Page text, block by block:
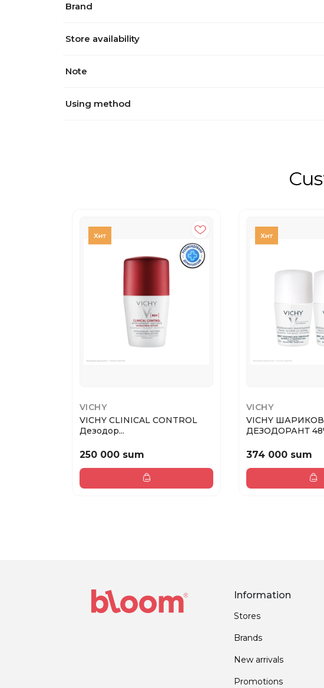
Brand
Store availability
Note
Using method
VICHY
VICHY CLINICAL CONTROL
Дезодор...
250 000 sum
VICHY
VICHY
ДЕЗОДОРАНТ
374 000 sum
Information
Stores
Brands
New arrivals
Promotions